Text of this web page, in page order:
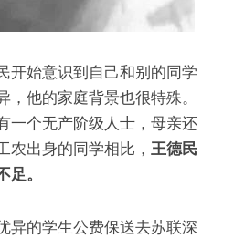
开始意识到自己和别的同学
他的家庭背景也很特殊。
一个无产阶级人士，母亲还
农出身的同学相比， 王德民
。
异的学生公费保送去苏联深